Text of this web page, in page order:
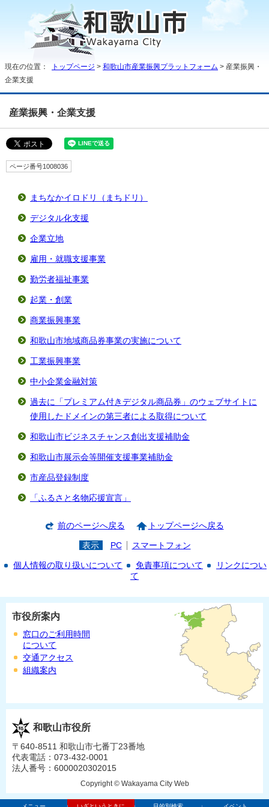
現在の位置： トップページ > 和歌山市産業振興プラットフォーム > 産業振興・
企業支援
産業振興・企業支援
ページ番号1008036
まちなかイロドリ（まちドリ）
デジタル化支援
企業立地
雇用・就職支援事業
勤労者福祉事業
起業・創業
商業振興事業
和歌山市地域商品券事業の実施について
工業振興事業
中小企業金融対策
過去に「プレミアム付きデジタル商品券」のウェブサイトに
使用したドメインの第三者による取得について
和歌山市ビジネスチャンス創出支援補助金
和歌山市展示会等開催支援事業補助金
市産品登録制度
「ふるさと名物応援宣言」
前のページへ戻る トップページへ戻る
表示 PC スマートフォン
個人情報の取り扱いについて 免責事項について
リンクについ
て
市役所案内
窓口のご利用時間
について
交通アクセス
組織案内
和歌山市役所
〒640-8511 和歌山市七番丁23番地
代表電話：073-432-0001
法人番号：6000020302015
Copyright © Wakayama City Web